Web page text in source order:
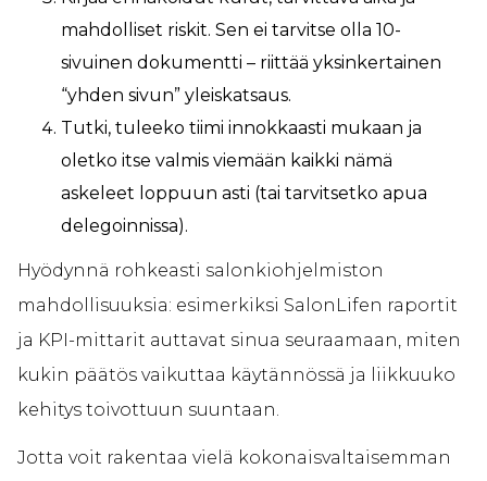
mahdolliset riskit. Sen ei tarvitse olla 10-
sivuinen dokumentti – riittää yksinkertainen
“yhden sivun” yleiskatsaus.
Tutki, tuleeko tiimi innokkaasti mukaan ja
oletko itse valmis viemään kaikki nämä
askeleet loppuun asti (tai tarvitsetko apua
delegoinnissa).
Hyödynnä rohkeasti salonkiohjelmiston
mahdollisuuksia: esimerkiksi SalonLifen raportit
ja KPI-mittarit auttavat sinua seuraamaan, miten
kukin päätös vaikuttaa käytännössä ja liikkuuko
kehitys toivottuun suuntaan.
Jotta voit rakentaa vielä kokonaisvaltaisemman